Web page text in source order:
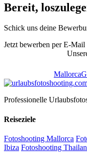
Bereit,
Schick uns deine
Jetzt bewerben per E-Mail
Mallorca
Professionelle
Reiseziele
Fotoshooting Mallorca
Ibiza Fotoshooting